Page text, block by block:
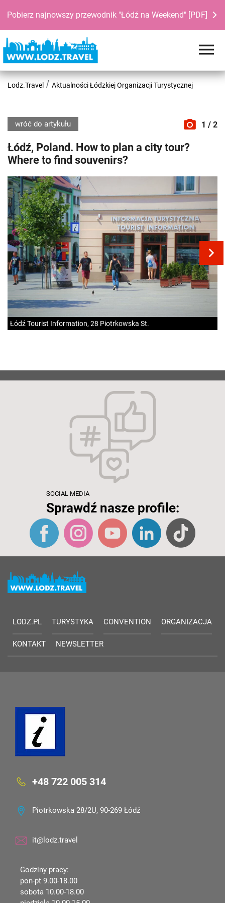
Pobierz najnowszy przewodnik "Łódź na Weekend" [PDF]
Lodz.Travel Aktualności Łódzkiej Organizacji Turystycznej
wróć do artykułu 1 / 2
Łódź, Poland. How to plan a city tour?
Where to find souvenirs?
Łódź Tourist Information, 28 Piotrkowska St.
SOCIAL MEDIA
Sprawdź nasze profile:
LODZ.PL TURYSTYKA CONVENTION ORGANIZACJA
KONTAKT NEWSLETTER
+48 722 005 314
Piotrkowska 28/2U, 90-269 Łódź
it@lodz.travel
Godziny pracy:
pon-pt 9.00-18.00
sobota 10.00-18.00